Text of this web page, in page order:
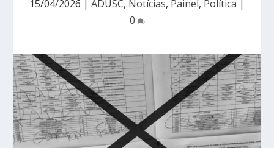
15/04/2026 | ADUSC, Notícias, Painel, Política |
0